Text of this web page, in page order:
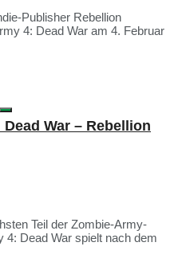
Publisher Rebellion
4: Dead War am 4. Februar
War – Rebellion
Teil der Zombie-Army-
4: Dead War spielt nach dem